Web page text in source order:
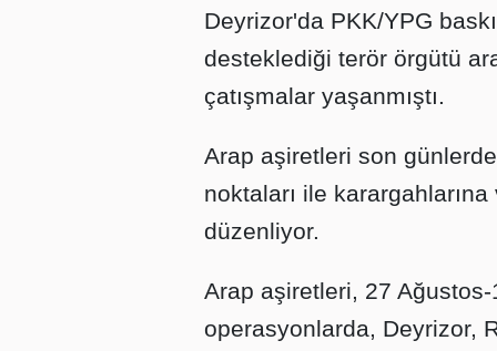
Deyrizor'da PKK/YPG
desteklediği terör örgütü
çatışmalar yaşanmıştı.
Arap aşiretleri son
noktaları ile
düzenliyor.
Arap aşiretleri, 27
operasyonlarda, Deyrizor,